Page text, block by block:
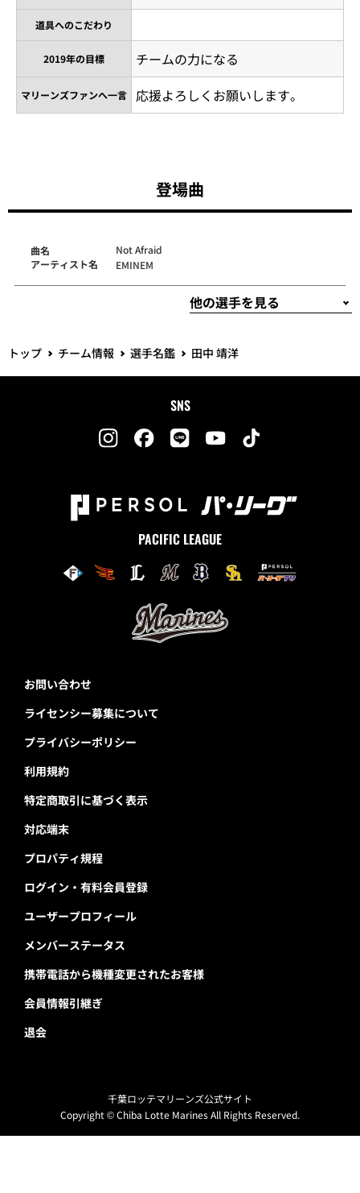
道具へのこだわり
2019年の目標 チームの力になる
マリーンズファンへ一言 応援よろしくお願いします。
登場曲
曲名
アーティスト名
Not Afraid
EMINEM
トップ チーム情報 選手名鑑 田中 靖洋
SNS
PACIFIC LEAGUE
お問い合わせ
ライセンシー募集について
プライバシーポリシー
利用規約
特定商取引に基づく表示
対応端末
プロパティ規程
ログイン・有料会員登録
ユーザープロフィール
メンバーステータス
携帯電話から機種変更されたお客様
会員情報引継ぎ
退会
千葉ロッテマリーンズ公式サイト
Copyright © Chiba Lotte Marines All Rights Reserved.